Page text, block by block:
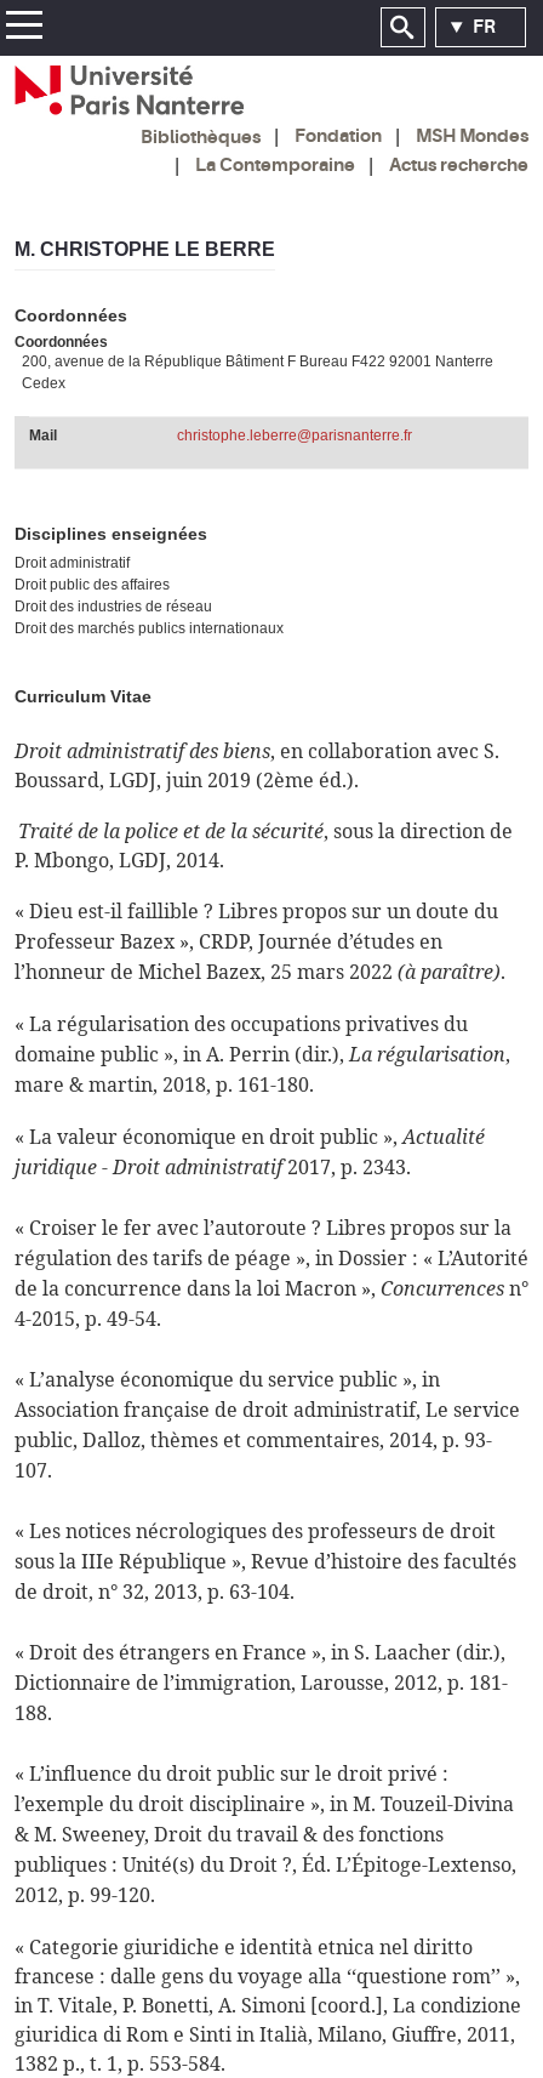
FR
Bibliothèques Fondation
MSH Mondes
La Contemporaine
Actus recherche
M. CHRISTOPHE LE BERRE
Coordonnées
Coordonnées
200, avenue de la République Bâtiment F Bureau F422 92001 Nanterre
Cedex
Mail christophe.leberre@parisnanterre.fr
Disciplines enseignées
Droit administratif
Droit public des affaires
Droit des industries de réseau
Droit des marchés publics internationaux
Curriculum Vitae
Droit administratif des biens, en collaboration avec S.
Boussard, LGDJ, juin 2019 (2ème éd.).
Traité de la police et de la sécurité, sous la direction de
P. Mbongo, LGDJ, 2014.
« Dieu est-il faillible ? Libres propos sur un doute du
Professeur Bazex », CRDP, Journée d’études en
l’honneur de Michel Bazex, 25 mars 2022 (à paraître).
« La régularisation des occupations privatives du
domaine public », in A. Perrin (dir.),La régularisation,
mare & martin, 2018, p. 161-180.
« La valeur économique en droit public »,Actualité
juridique - Droit administratif2017, p. 2343.
« Croiser le fer avec l’autoroute ? Libres propos sur la
régulation des tarifs de péage », in Dossier : « L’Autorité
de la concurrence dans la loi Macron », Concurrencesn°
4-2015, p. 49-54.
« L’analyse économique du service public », in
Association française de droit administratif, Le service
public, Dalloz, thèmes et commentaires, 2014, p. 93-
107.
« Les notices nécrologiques des professeurs de droit
sous la IIIe République », Revue d’histoire des facultés
de droit, n° 32, 2013, p. 63-104.
« Droit des étrangers en France », in S. Laacher (dir.),
Dictionnaire de l’immigration, Larousse, 2012, p. 181-
188.
« L’influence du droit public sur le droit privé :
l’exemple du droit disciplinaire », in M. Touzeil-Divina
& M. Sweeney, Droit du travail & des fonctions
publiques : Unité(s) du Droit ?, Éd. L’Épitoge-Lextenso,
2012, p. 99-120.
« Categorie giuridiche e identità etnica nel diritto
francese : dalle gens du voyage alla ‘‘questione rom’’ »,
in T. Vitale, P. Bonetti, A. Simoni [coord.], La condizione
giuridica di Rom e Sinti in Italià, Milano, Giuffre, 2011,
1382 p., t. 1, p. 553-584.